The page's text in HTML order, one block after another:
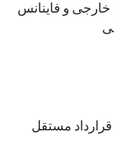
خارجی و فاینانس
مستقل